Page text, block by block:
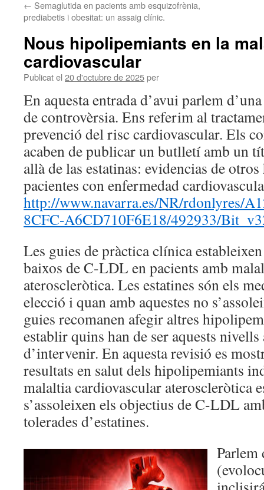
← Semaglutida en pacients amb esquizofrènia,
prediabetis i obesitat: un assaig clínic.
Nous hipolipemiants en la
cardiovascular
Publicat el 20 d'octubre de 2025per
En aquesta entrada d’avui parlem
de controvèrsia. Ens referim al
prevenció del risc cardiovascular. Els
acaben de publicar un butlletí amb un
allà de las estatinas: evidencias de
pacientes con enfermedad
http://www.navarra.es/NR/rdonlyres/
8CFC-A6CD710F6E18/492933/
Les guies de pràctica clínica
baixos de C-LDL en pacients amb
ateroscleròtica. Les estatines són els
elecció i quan amb aquestes no
guies recomanen afegir altres
establir quins han de ser aquests
d’intervenir. En aquesta revisió es
resultats en salut dels hipolipemiants
malaltia cardiovascular ateroscleròtica
s’assoleixen els objectius de C-LDL
tolerades d’estatines.
Parlem